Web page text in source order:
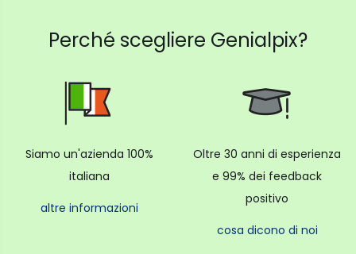
Perché scegliere Genialpix?
Siamo un'azienda 100%
italiana
altre informazioni
Oltre 30 anni di esperienza
e 99% dei feedback
positivo
cosa dicono di noi